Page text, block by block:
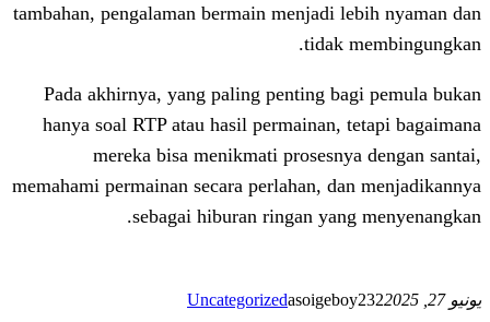
tambahan, pengalaman bermain menjadi
tidak
Pada akhirnya, yang paling penting
hanya soal RTP atau hasil permainan,
mereka bisa menikmati
memahami permainan secara perlahan,
sebagai hiburan ringan
Uncategorized